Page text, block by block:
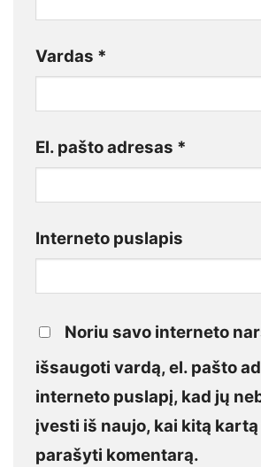
Vardas *
El. pašto adresas *
Interneto puslapis
Noriu savo interneto
išsaugoti vardą, el. pašto
interneto puslapį, kad jų
įvesti iš naujo, kai kitą
parašyti komentarą.